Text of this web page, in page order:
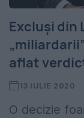
Excluși din
aflat
13 IULIE 2020
O decizie